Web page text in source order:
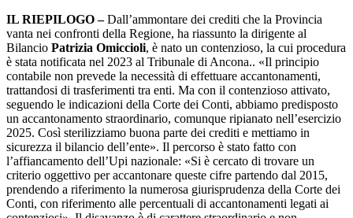
IL RIEPILOGO –Dall’ammontare dei crediti che la Provincia
vanta nei confronti della Regione, ha riassunto la dirigente al
Bilancio Patrizia Omiccioli, è nato un contenzioso, la cui procedura
è stata notificata nel 2023 al Tribunale di Ancona.. «Il principio
contabile non prevede la necessità di effettuare accantonamenti,
trattandosi di trasferimenti tra enti. Ma con il contenzioso attivato,
seguendo le indicazioni della Corte dei Conti, abbiamo predisposto
un accantonamento straordinario, comunque ripianato nell’esercizio
2025. Così sterilizziamo buona parte dei crediti e mettiamo in
sicurezza il bilancio dell’ente». Il percorso è stato fatto con
l’affiancamento dell’Upi nazionale: «Si è cercato di trovare un
criterio oggettivo per accantonare queste cifre partendo dal 2015,
prendendo a riferimento la numerosa giurisprudenza della Corte dei
Conti, con riferimento alle percentuali di accantonamenti legati ai